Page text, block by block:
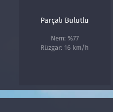
Parçalı Bulutlu
Nem: %77
Rüzgar: 16 km/h